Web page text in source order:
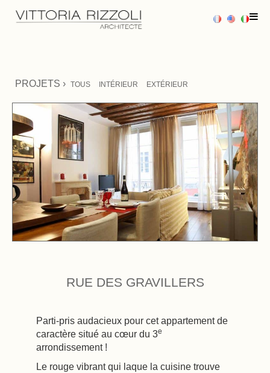
ACCUEIL
PROJETS
PRESTATIONS
BLOG
PRESSE
AVIS CLIENTS
CONTACT
PROJETS › TOUS INTÉRIEUR EXTÉRIEUR
RUE DES GRAVILLERS
Parti-pris audacieux pour cet appartement de
caractère situé au cœur du 3e
arrondissement !
Le rouge vibrant qui laque la cuisine trouve